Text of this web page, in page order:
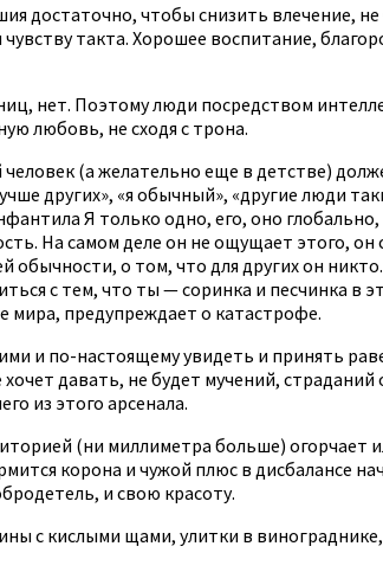
достаточно, чтобы снизить влечение, не
такта. Хорошее воспитание,
нет. Поэтому люди посредством
любовь, не сходя с трона.
(а желательно еще в детстве)
других», «я обычный», «другие люди
Я только одно, его, оно
На самом деле он не ощущает этого,
о том, что для других он
с тем, что ты — соринка и песчинка в
мира, предупреждает о катастрофе.
и по-настоящему увидеть и принять
давать, не будет мучений, страданий
из этого арсенала.
(ни миллиметра больше) огорчает
корона и чужой плюс в дисбалансе
и свою красоту.
с кислыми щами, улитки в